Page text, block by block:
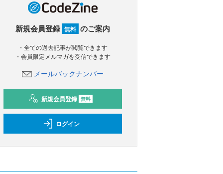
新規会員登録 無料 のご案内
・全ての過去記事が閲覧できます
・会員限定メルマガを受信できます
メールバックナンバー
新規会員登録 無料
ログイン